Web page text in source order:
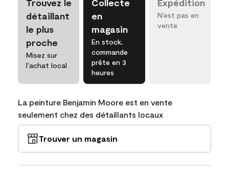
Trouvez le
détaillant
le plus
proche
Misez sur
l’achat local
Collecte
en
magasin
En stock,
commande
prête en 3
heures
Expédition
N’est pas en
vente
La peinture Benjamin Moore est en vente
seulement chez des détaillants locaux
Trouver un magasin